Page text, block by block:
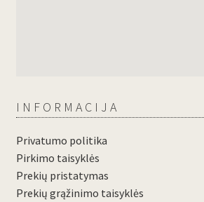
INFORMACIJA
Privatumo politika
Pirkimo taisyklės
Prekių pristatymas
Prekių grąžinimo taisyklės